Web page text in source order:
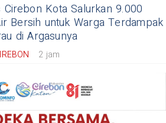
Kota Salurkan 9.000
Bersih untuk Warga Terdampak
di Argasunya
2 jam